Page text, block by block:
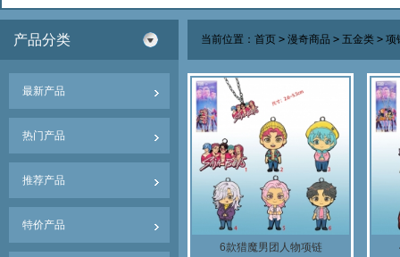
产品分类
最新产品
热门产品
推荐产品
特价产品
当前位置： 首页 > 漫奇商品 > 五金类 > 项
6款猎魔男团人物项链